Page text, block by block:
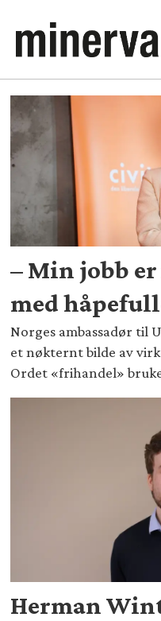
Tag:
maga-
bevegelsen
– Min jobb
med
Norges ambassadør til
et nøkternt bilde av
Ordet «frihandel»
Herman